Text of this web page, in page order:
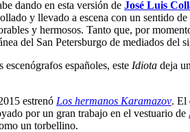
dando en esta versión de José Luis
y llevado a escena con un sentido
y hermosos. Tanto que, por
del San Petersburgo de mediados del
españoles, este Idiota deja
estrenó Los hermanos Karamazov. El
por un gran trabajo en el vestuario de
un torbellino.